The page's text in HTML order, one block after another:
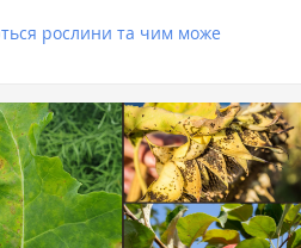
рослини та чим може